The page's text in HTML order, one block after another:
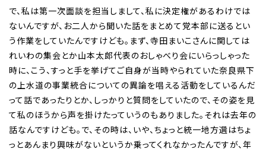
で、私は第一次面談を担当しまして、私に決定権があるわけでは
ないんですが、お二人から聞いた話をまとめて党本部に送るとい
う作業をしていたんですけども。まず、寺田まいこさんに関しては
れいわの集会とか山本太郎代表のおしゃべり会にいらっしゃった
時に、こう、すっと手を挙げてご自身が当時やられていた奈良県下
の上水道の事業統合についての異論を唱える活動をしているんだ
って話であったりとか、しっかりと質問をしていたので、その姿を見
て私のほうから声を掛けたっていうのもありました。それは去年の
話なんですけども。で、その時は、いや、ちょっと統一地方選はちょ
っとあんまり興味がないというか乗ってくれなかったんですが、年